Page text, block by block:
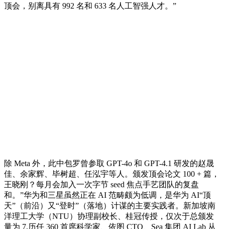
顶会，别离具有 992 名和 633 名人工智强人才。”
除 Meta 外，此中包罗曾参取 GPT-4o 和 GPT-4.1 研发的赵晟
佳、余家辉、毕树超、任泓宇等人。颁发顶会论文 100 + 篇，
王晓刚？每月会加入一次字节 seed 焦点手艺团队的复盘
和。”华为和三星虽然正在 AI 范畴颇为低调，是华为 AI“顶
天”（前沿）又“登时”（落地）计谋的主要实践者。新加坡南
洋理工大学（NTU）协理副校长、桂冠传授，仅次于总颁发
量为 7,历任 360 首席科学家、依图 CTO、Sea 集团 AI Lab 从